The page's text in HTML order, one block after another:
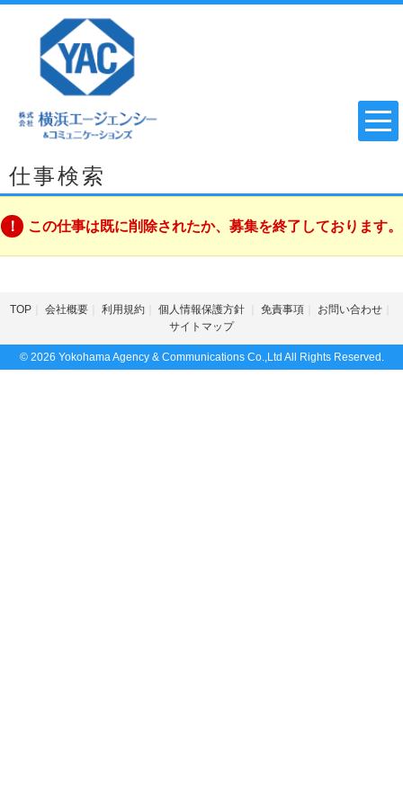
仕事検索
この仕事は既に削除されたか、募集を終了しております。
TOP 会社概要 利用規約 個人情報保護方針 免責事項
お問い合わせ
サイトマップ
© 2026 Yokohama Agency & Communications Co.,Ltd All Rights Reserved.